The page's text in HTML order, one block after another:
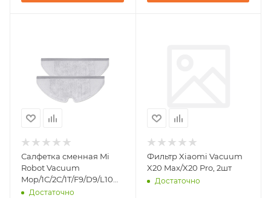
Салфетка сменная Mi
Robot Vacuum
Mop/1C/2C/1T/F9/D9/L10
ProДостаточно
Фильтр Xiaomi Vacuum
X20 Max/X20 Pro, 2шт
Достаточно